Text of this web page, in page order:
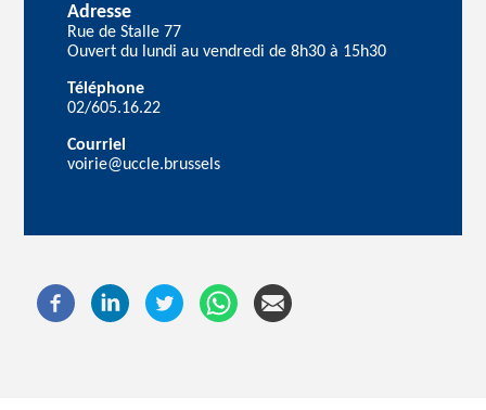
Adresse
Rue de Stalle 77
Ouvert du lundi au vendredi de 8h30 à 15h30
Téléphone
02/605.16.22
Courriel
voirie@uccle.brussels